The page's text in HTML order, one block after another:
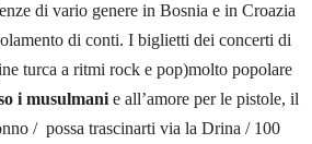
di vario genere in Bosnia e in Croazia
di conti. I biglietti dei concerti di
turca a ritmi rock e pop)molto popolare
i musulmani e all’amore per le pistole, il
/ possa trascinarti via la Drina / 100